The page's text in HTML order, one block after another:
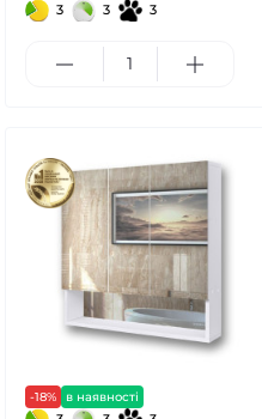
3 3 3
-18% в наявності